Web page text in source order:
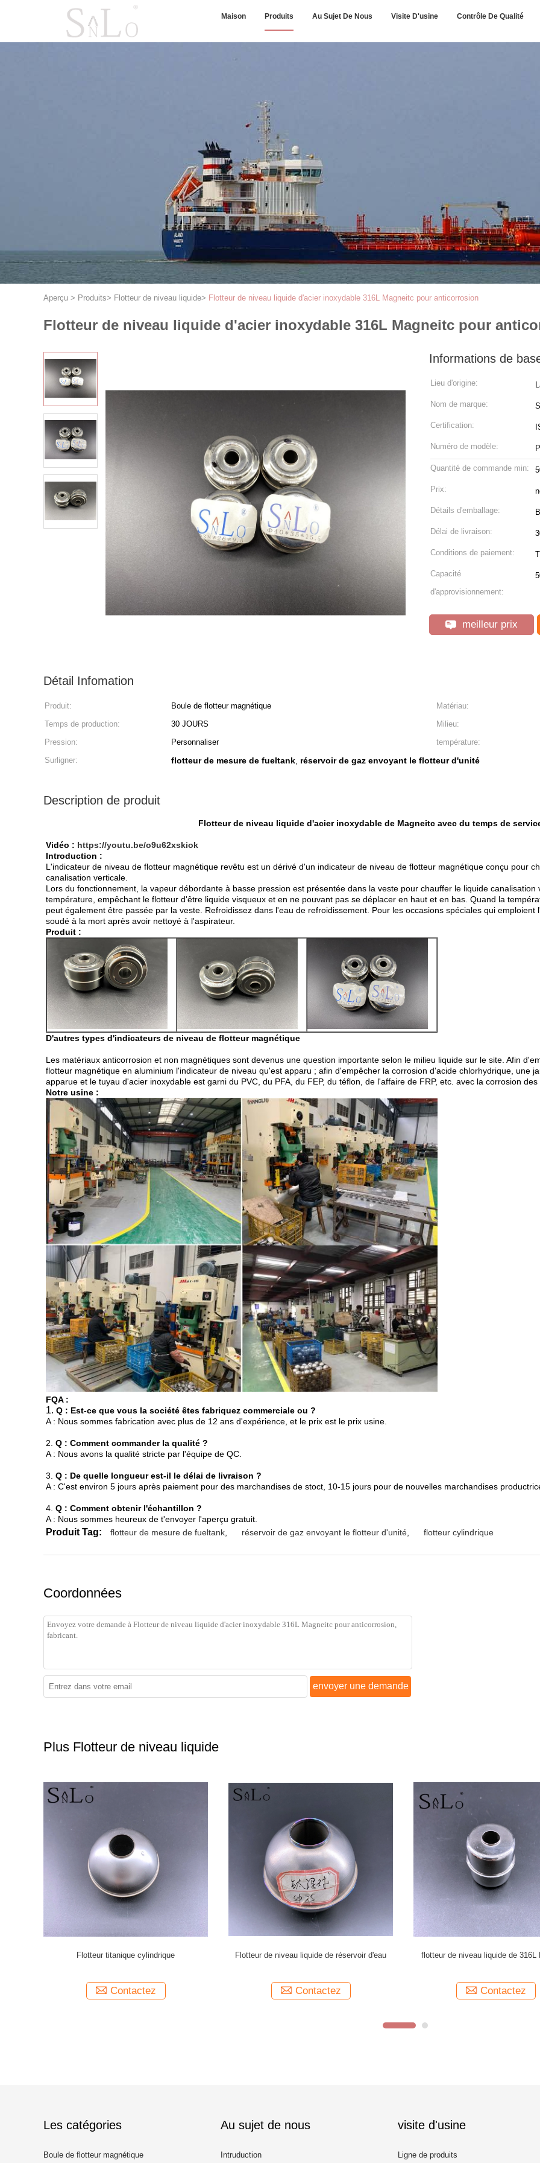
Maison Produits Au Sujet De Nous Visite D'usine Contrôle De Qualité
Aperçu > Produits> Flotteur de niveau liquide> Flotteur de niveau liquide d'acier inoxydable 316L Magneitc pour anticorrosion
Flotteur de niveau liquide d'acier inoxydable 316L Magneitc pour
Informations de
Lieu d'origine:
Nom de marque:
Certification:
Numéro de modèle:
Quantité de commande min:
Prix:
Détails d'emballage:
Délai de livraison:
Conditions de paiement:
Capacité
d'approvisionnement:
meilleur prix
Détail Infomation
Produit: Boule de flotteur magnétique
Matériau:
Temps de production:
30 JOURS
Milieu:
Pression:
Personnaliser
température:
Surligner:
flotteur de mesure de fueltank, réservoir de gaz envoyant le flotteur d'unité
Description de produit
Flotteur de niveau liquide d'acier inoxydable de Magneitc avec du temps de
Vidéo : https://youtu.be/o9u62xskiok
Introduction :
L'indicateur de niveau de flotteur magnétique revêtu est un dérivé d'un indicateur de niveau de flotteur magnétique conçu pour
canalisation verticale.
Lors du fonctionnement, la vapeur débordante à basse pression est présentée dans la veste pour chauffer le liquide
température, empêchant le flotteur d'être liquide visqueux et en ne pouvant pas se déplacer en haut et en bas. Quand la
peut également être passée par la veste. Refroidissez dans l'eau de refroidissement. Pour les occasions spéciales qui
soudé à la mort après avoir nettoyé à l'aspirateur.
Produit :
D'autres types d'indicateurs de niveau de flotteur magnétique
Les matériaux anticorrosion et non magnétiques sont devenus une question importante selon le milieu liquide sur le site. Afin
flotteur magnétique en aluminium l'indicateur de niveau qu'est apparu ; afin d'empêcher la corrosion d'acide chlorhydrique, une
apparue et le tuyau d'acier inoxydable est garni du PVC, du PFA, du FEP, du téflon, de l'affaire de FRP, etc. avec la corrosion
Notre usine :
FQA :
1. Q : Est-ce que vous la société êtes fabriquez commerciale ou ?
A : Nous sommes fabrication avec plus de 12 ans d'expérience, et le prix est le prix usine.
2. Q : Comment commander la qualité ?
A : Nous avons la qualité stricte par l'équipe de QC.
3. Q : De quelle longueur est-il le délai de livraison ?
A : C'est environ 5 jours après paiement pour des marchandises de stoct, 10-15 jours pour de nouvelles marchandises
4. Q : Comment obtenir l'échantillon ?
A : Nous sommes heureux de t'envoyer l'aperçu gratuit.
Produit Tag: flotteur de mesure de fueltank réservoir de gaz envoyant le flotteur d'unité flotteur cylindrique
Coordonnées
envoyer une demande
Plus Flotteur de niveau liquide
1Mpa fait sur commande SS304 polissant le
Contactez
Flotteur magnétique de polissage d'indicateur
Contactez
Long flotteur de niveau liquide de
Contactez
Les catégories
Boule de flotteur magnétique
Au sujet de nous
Intruduction
visite d'usine
Ligne de produits